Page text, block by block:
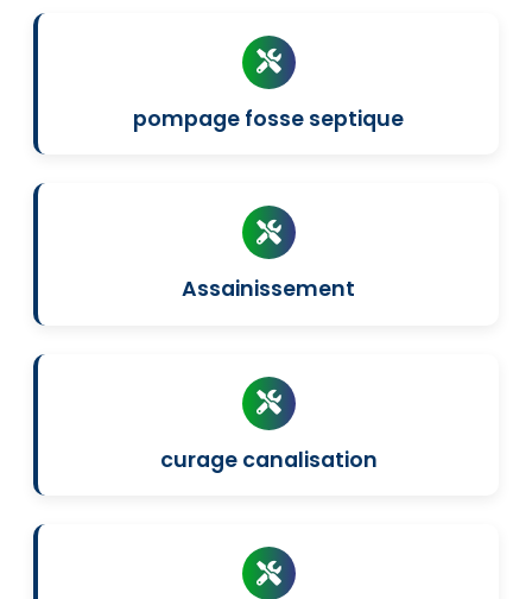
pompage fosse septique
Assainissement
curage canalisation